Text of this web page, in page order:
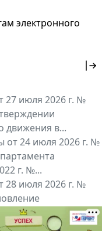
электронного
27 июля 2026 г. №
движения в...
от 24 июля 2026 г. №
г. №...
28 июля 2026 г. №
№ 334-ПП"
Мой регион ...